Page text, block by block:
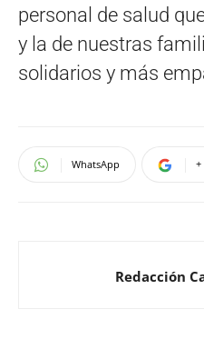
personal de salud
y la de nuestras
solidarios y más
WhatsApp +
Redacción